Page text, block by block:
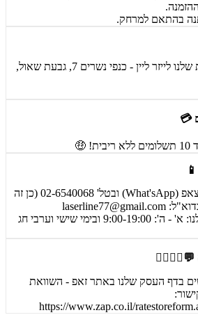
בהתאם למרחק.
איסוף עצמי מהחנות שלנו לייזר ליין - כנפי נשרים 7, גבעת שאול,
💳
אנחנו זמינים בוואטצאפ (What'sApp) ובטל' 02-6540068 (כן זה
laserline77@gmail.com
בשעות הפעילות שלנו: א' - ה': 9:00-19:00 ובימי שישי וערבי חג
💬🙋‍♀️🙋‍♂️
בדף העסק שלנו באתר זאפ - השוואת
https://www.zap.co.il/